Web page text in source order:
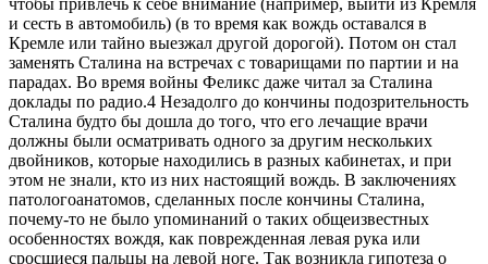
чтобы привлечь к себе внимание (например, выйти из Кремля
и сесть в автомобиль) (в то время как вождь оставался в
Кремле или тайно выезжал другой дорогой). Потом он стал
заменять Сталина на встречах с товарищами по партии и на
парадах. Во время войны Феликс даже читал за Сталина
доклады по радио.4 Незадолго до кончины подозрительность
Сталина будто бы дошла до того, что его лечащие врачи
должны были осматривать одного за другим нескольких
двойников, которые находились в разных кабинетах, и при
этом не знали, кто из них настоящий вождь. В заключениях
патологоанатомов, сделанных после кончины Сталина,
почему-то не было упоминаний о таких общеизвестных
особенностях вождя, как поврежденная левая рука или
сросшиеся пальцы на левой ноге. Так возникла гипотеза о